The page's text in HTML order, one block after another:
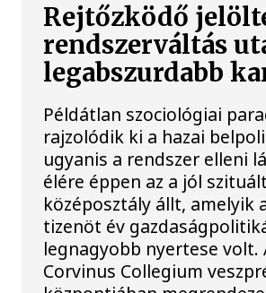
Rejtőzködő
rendszerváltás
legabszurdabb
Példátlan szociológiai
rajzolódik ki a hazai
ugyanis a rendszer elleni
élére éppen az a jól
középosztály állt, amelyik
tizenöt év
legnagyobb nyertese volt.
Corvinus Collegium